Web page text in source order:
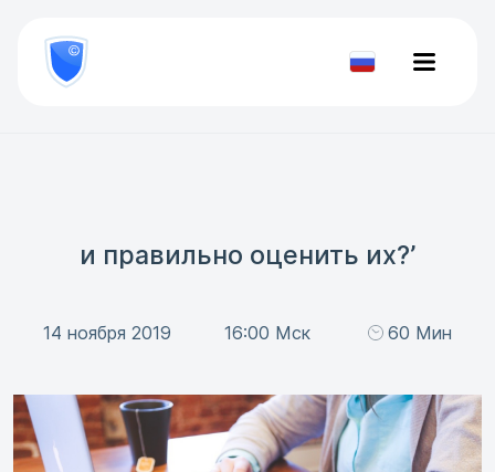
800
777-
81-Проверить
и правильно оценить их?’
14 ноября 2019 16:00 Мск 60 Мин